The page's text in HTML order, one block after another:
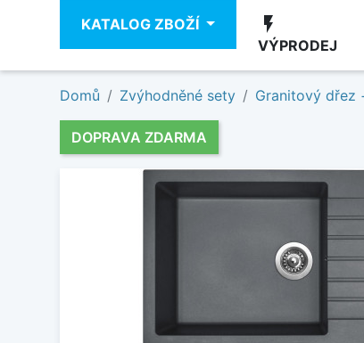
KATALOG ZBOŽÍ flash_on
VÝPRODEJ
Domů Zvýhodněné sety Granitový dřez
DOPRAVA ZDARMA